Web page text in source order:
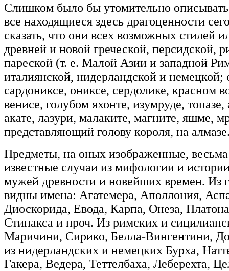
Слишком было бы утомительно
все находящиеся здесь драгоценности
сказать, что они всех возможных стилей
древней и новой греческой, персидской,
пареской (т. е. Малой Азии и западной
италиянской, нидерландской и
сардониксе, ониксе, сердолике, красном
венисе, голубом яхонте, изумруде,
акате, лазури, малаките, магните, яшме,
представляющий голову короля, на
Предметы, на оных изображенные,
известные случаи из мифологии и
мужей древности и новейших времен. Из
видны имена: Агатемера, Аполлония,
Диоскорида, Евода, Карпа, Онеза,
Стинакса и проч. Из римских и
Маричини, Сирико, Белла-Вингентини,
из нидерландских и немецких Бурха,
Гакера, Ведера, Теттелбаха, Леберехта,